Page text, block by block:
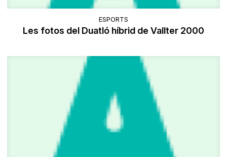
ESPORTS
Les fotos del Duatló híbrid de Vallter 2000